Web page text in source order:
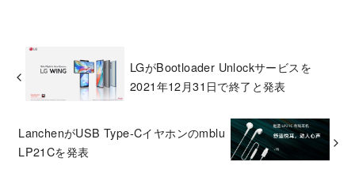
LGがBootloader Unlockサービスを
2021年12月31日で終了と発表
LanchenがUSB Type-Cイヤホンのmblu
LP21Cを発表